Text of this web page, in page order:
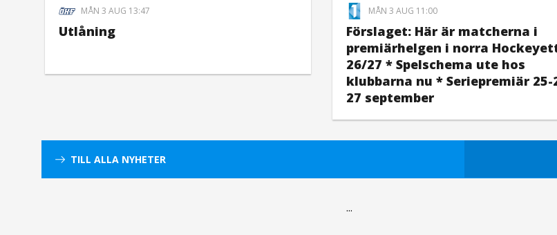
MÅN 3 AUG 13:47
Utlåning
MÅN 3 AUG 11:00
Förslaget: Här är matcherna i
premiärhelgen i norra
26/27 * Spelschema ute hos
klubbarna nu * Seriepremiär 25-
27 september
TILL ALLA NYHETER
...